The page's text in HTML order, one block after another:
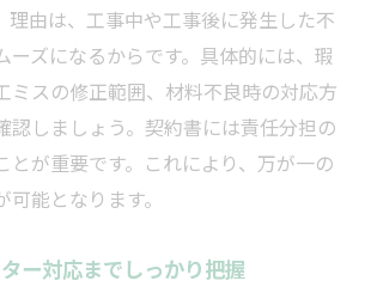
理由は、工事中や工事後に発生した不
ーズになるからです。具体的には、瑕
ミスの修正範囲、材料不良時の対応方
認しましょう。契約書には責任分担の
とが重要です。これにより、万が一の
能となります。
ー対応までしっかり把握